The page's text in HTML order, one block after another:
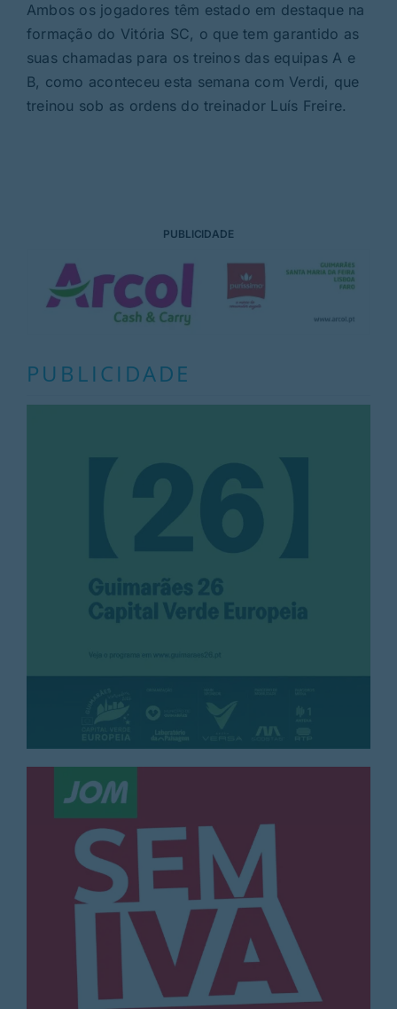
Ambos os jogadores têm estado em destaque na
formação do Vitória SC, o que tem garantido as
suas chamadas para os treinos das equipas A e
B, como aconteceu esta semana com Verdi, que
treinou sob as ordens do treinador Luís Freire.
PUBLICIDADE
PUBLICIDADE